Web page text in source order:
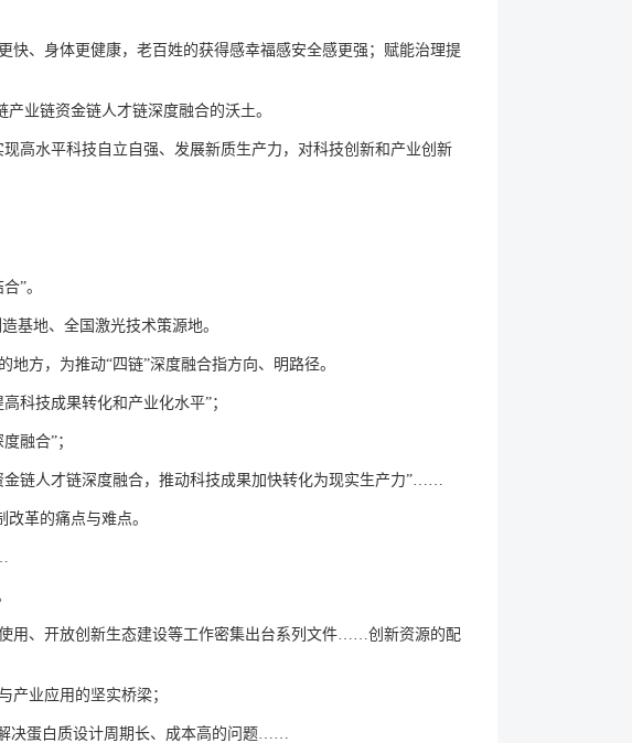
、身体更健康，老百姓的获得感幸福感安全感更强；赋能治理提
业链资金链人才链深度融合的沃土。
高水平科技自立自强、发展新质生产力，对科技创新和产业创新
”。
基地、全国激光技术策源地。
方，为推动“四链”深度融合指方向、明路径。
科技成果转化和产业化水平”；
融合”；
链人才链深度融合，推动科技成果加快转化为现实生产力”……
革的痛点与难点。
用、开放创新生态建设等工作密集出台系列文件……创新资源的配
产业应用的坚实桥梁；
决蛋白质设计周期长、成本高的问题……